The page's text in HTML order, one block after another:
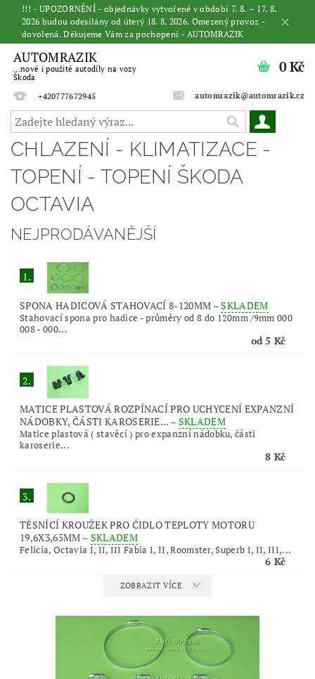
!!! - UPOZORNĚNÍ - objednávky vytvořené v období 7. 8. – 17. 8.
2026 budou odesílány od úterý 18. 8. 2026. Omezený provoz -
dovolená. Děkujeme Vám za pochopení - AUTOMRAZIK
AUTOMRAZIK
...nové i použité autodíly na vozy
Škoda
+420777672945
automrazik@automrazik.cz
0 Kč
CHLAZENÍ - KLIMATIZACE -
TOPENÍ - TOPENÍ ŠKODA
OCTAVIA
NEJPRODÁVANĚJŠÍ
1.
SPONA HADICOVÁ STAHOVACÍ 8-120MM –SKLADEM
Stahovací spona pro hadice - průměry od 8 do 120mm /9mm 000
008 - 000...
od 5 Kč
2.
MATICE PLASTOVÁ ROZPÍNACÍ PRO UCHYCENÍ EXPANZNÍ
NÁDOBKY, ČÁSTI KAROSERIE... – SKLADEM
Matice plastová ( stavěcí ) pro expanzní nádobku, části
karoserie...
8 Kč
3.
TĚSNÍCÍ KROUŽEK PRO ČIDLO TEPLOTY MOTORU
19,6X3,65MM – SKLADEM
Felicia, Octavia I, II, III Fabia I, II, Roomster, Superb I, II, III,...
6 Kč
ZOBRAZIT VÍCE